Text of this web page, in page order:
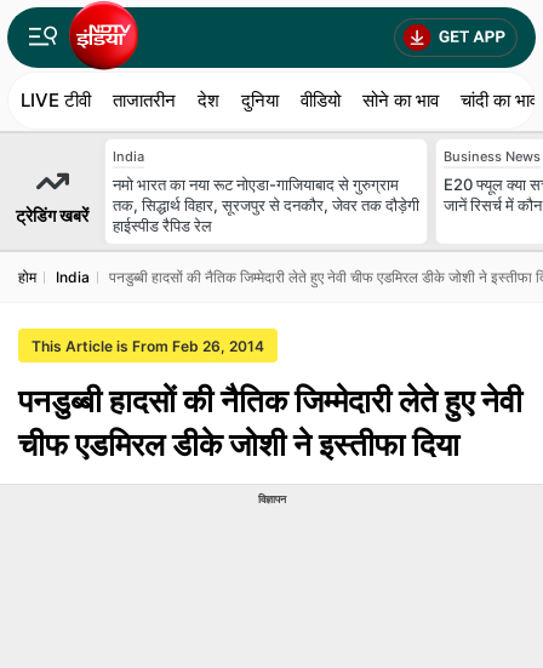
LIVE टीवी ताजातरीन देश दुनिया वीडियो सोने का भाव चांदी का भाव
ट्रेडिंग खबरें
India
नमो भारत का नया रूट नोएडा-गाजियाबाद से गुरुग्राम
तक, सिद्धार्थ विहार, सूरजपुर से दनकौर, जेवर तक दौड़ेगी
हाईस्पीड रैपिड रेल
Business News
E20 फ्यूल क्या
जानें रिसर्च में
होम India पनडुब्बी हादसों की नैतिक जिम्मेदारी लेते हुए नेवी चीफ एडमिरल डीके जोशी ने इस्तीफा
This Article is From Feb 26, 2014
पनडुब्बी हादसों की नैतिक जिम्मेदारी लेते हुए नेवी
चीफ एडमिरल डीके जोशी ने इस्तीफा दिया
विज्ञापन